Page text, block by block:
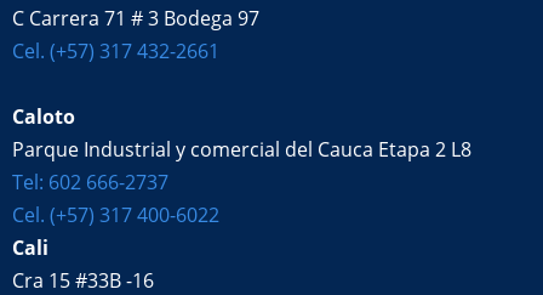
C Carrera 71 # 3 Bodega 97
Cel. (+57) 317 432-2661
Caloto
Parque Industrial y comercial del Cauca Etapa 2 L8
Tel: 602 666-2737
Cel. (+57) 317 400-6022
Cali
Cra 15 #33B -16